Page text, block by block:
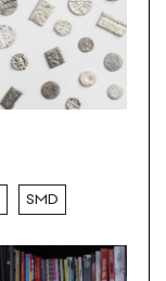
SMD